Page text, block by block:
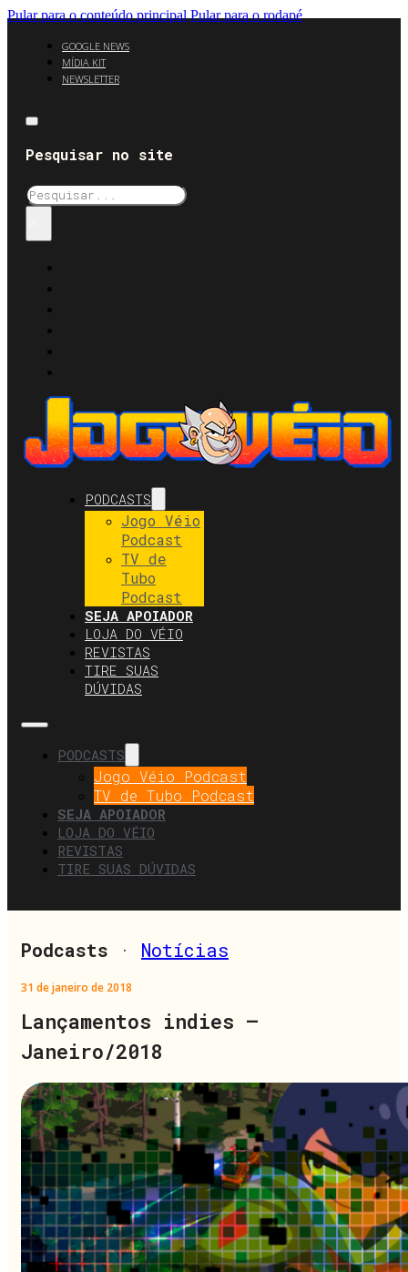
Pular para o conteúdo principal Pular para o rodapé
GOOGLE NEWS
MÍDIA KIT
NEWSLETTER
Pesquisar no site
Pesquisar
PODCASTS
Jogo Véio
Podcast
TV de
Tubo
Podcast
SEJA APOIADOR
LOJA DO VÉIO
REVISTAS
TIRE SUAS
DÚVIDAS
PODCASTS
Jogo Véio Podcast
TV de Tubo Podcast
SEJA APOIADOR
LOJA DO VÉIO
REVISTAS
TIRE SUAS DÚVIDAS
Podcasts · Notícias
31 de janeiro de 2018
Lançamentos indies –
Janeiro/2018